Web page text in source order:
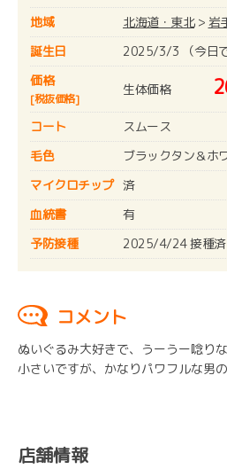
地域
北海道・東北> 岩
誕生日
2025/3/3 （今日
価格
[税抜価格]
生体価格
コート
スムース
毛色
ブラックタン＆ホ
マイクロチップ 済
血統書
有
予防接種
2025/4/24 接種済
コメント
ぬいぐるみ大好きで、うーうー唸り
小さいですが、かなりパワフルな男
店舗情報